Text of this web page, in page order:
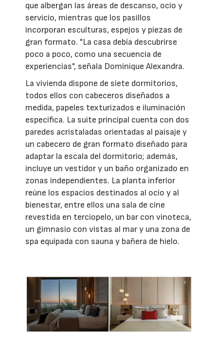
que albergan las áreas de descanso, ocio y
servicio, mientras que los pasillos
incorporan esculturas, espejos y piezas de
gran formato. "La casa debía descubrirse
poco a poco, como una secuencia de
experiencias", señala Dominique Alexandra.
La vivienda dispone de siete dormitorios,
todos ellos con cabeceros diseñados a
medida, papeles texturizados e iluminación
específica. La suite principal cuenta con dos
paredes acristaladas orientadas al paisaje y
un cabecero de gran formato diseñado para
adaptar la escala del dormitorio; además,
incluye un vestidor y un baño organizado en
zonas independientes. La planta inferior
reúne los espacios destinados al ocio y al
bienestar, entre ellos una sala de cine
revestida en terciopelo, un bar con vinoteca,
un gimnasio con vistas al mar y una zona de
spa equipada con sauna y bañera de hielo.